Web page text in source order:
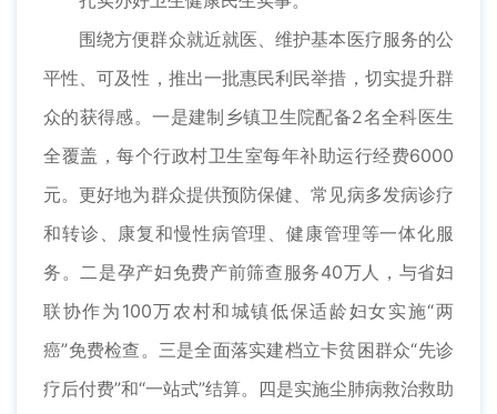
围绕方便群众就近就医、维护基本医疗服务的公
平性、可及性，推出一批惠民利民举措，切实提升群
众的获得感。一是建制乡镇卫生院配备2名全科医生
全覆盖，每个行政村卫生室每年补助运行经费6000
元。更好地为群众提供预防保健、常见病多发病诊疗
和转诊、康复和慢性病管理、健康管理等一体化服
务。二是孕产妇免费产前筛查服务40万人，与省妇
联协作为100万农村和城镇低保适龄妇女实施“两
癌”免费检查。三是全面落实建档立卡贫困群众“先诊
疗后付费”和“一站式”结算。四是实施尘肺病救治救助